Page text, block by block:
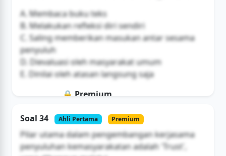
A. Membaca buku teks
B. Melakukan refleksi diri sendiri
C. Saling memberikan masukan antar sesama
penyuluh
D. Dievaluasi oleh masyarakat umum
E. Dinilai oleh atasan langsung saja
🔒 Premium
Buka Akses
Soal 34 Ahli Pertama Premium
Pilar utama dalam pengembangan kerjasama
penyuluhan kemasyarakatan adalah 'Trust',